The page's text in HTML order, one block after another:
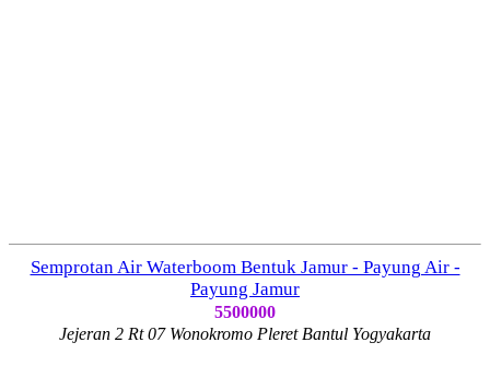
Semprotan Air Waterboom Bentuk Jamur - Payung Air -
Payung Jamur
5500000
Jejeran 2 Rt 07 Wonokromo Pleret Bantul Yogyakarta